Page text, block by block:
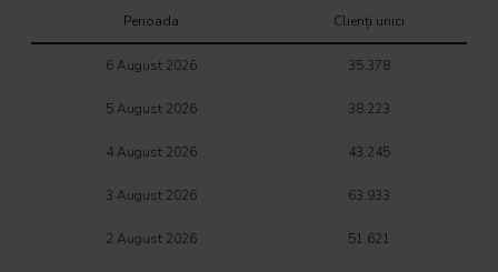
Perioada Clienți unici
6 August 2026 35.378
5 August 2026 38.223
4 August 2026 43.245
3 August 2026 63.933
2 August 2026 51.621